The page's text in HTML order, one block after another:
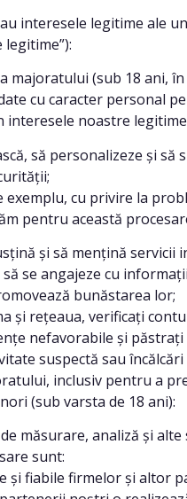
legitime ale
(sub 18 ani, în
cu caracter personal
interesele noastre
să personalizeze și
exemplu, cu privire la
pentru această
și să mențină
să se angajeze cu
bunăstarea lor;
și rețeaua, verificați
nefavorabile și
suspectă sau
inclusiv pentru a
(sub varsta de 18 ani):
măsurare, analiză și
sunt:
și fiabile firmelor și altor